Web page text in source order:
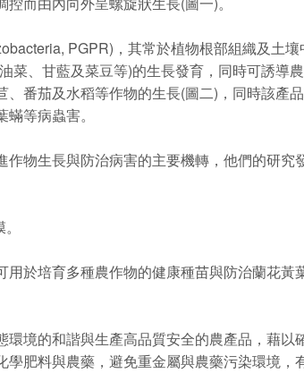
PGPR)，其常於植物根部組織及土
、甘藍及菜豆等)的生長發育，同時可誘導
番茄及水稻等作物的生長(圖二)，同時該產
等病蟲害。
物生長與防治病害的主要機轉，他們的研究
培育多種農作物的健康種苗與防治蘭花黃
的和諧與生產高品質安全的農產品，藉以
肥料與農藥，避免重金屬與農藥污染環境，